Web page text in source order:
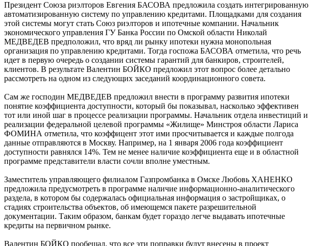
Президент Союза риэлторов Евгения БАСОВА предложила создать интегрированную
автоматизированную систему по управлению кредитами. Площадками для создания
этой системы могут стать Союз риэлторов и ипотечные компании. Начальник
экономического управления ГУ Банка России по Омской области Николай
МЕДВЕДЕВ предположил, что вряд ли рынку ипотеки нужна монопольная
организация по управлению кредитами. Тогда госпожа БАСОВА отметила, что речь
идет в первую очередь о создании системы гарантий для банкиров, строителей,
клиентов. В результате Валентин БОЙКО предложил этот вопрос более детально
рассмотреть на одном из следующих заседаний координационного совета.
Сам же господин МЕДВЕДЕВ предложил внести в программу развития ипотеки
понятие коэффициента доступности, который бы показывал, насколько эффективен
тот или иной шаг в процессе реализации программы. Начальник отдела инвестиций и
реализации федеральной целевой программы «Жилище» Минстроя области Лариса
ФОМИНА отметила, что коэффицент этот ими просчитывается и каждые полгода
данные отправляются в Москву. Например, на 1 января 2006 года коэффициент
доступности равнялся 14%. Тем не менее наличие коэффициента еще и в областной
программе представители власти сочли вполне уместным.
Заместитель управляющего филиалом Газпромбанка в Омске Любовь ХАНЕНКО
предложила предусмотреть в программе наличие информационно-аналитического
раздела, в котором бы содержалась официальная информация о застройщиках, о
стадиях строительства объектов, об имеющемся пакете разрешительной
документации. Таким образом, банкам будет гораздо легче выдавать ипотечные
кредиты на первичном рынке.
Валентин БОЙКО пообещал, что все эти поправки будут внесены в проект